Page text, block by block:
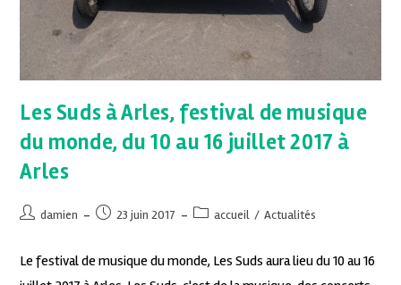
Les Suds à Arles, festival de musique
du monde, du 10 au 16 juillet 2017 à
Arles
damien 23 juin 2017 accueil / Actualités
Le festival de musique du monde, Les Suds aura lieu du 10 au 16